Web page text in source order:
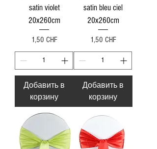
satin violet
20x260cm
Цена
1,50 CHF
Добавить в
корзину
satin bleu ciel
20x260cm
Цена
1,50 CHF
Добавить в
корзину